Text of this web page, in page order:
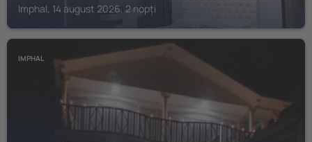
Imphal, 14 august 2026, 2 nopți
IMPHAL